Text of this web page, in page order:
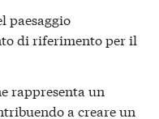
paesaggio
di riferimento per il
rappresenta un
a creare un